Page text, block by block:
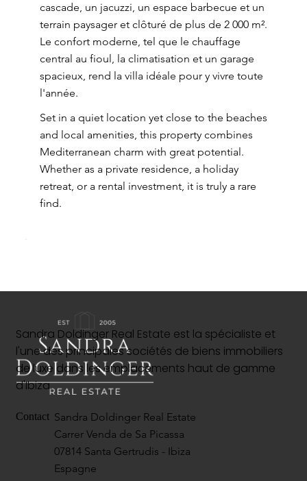
cascade, un jacuzzi, un espace barbecue et un
terrain paysager et clôturé de plus de 2 000 m².
Le confort moderne, tel que le chauffage
central au fioul, la climatisation et un garage
spacieux, rend la villa idéale pour y vivre toute
l'année.
Set in a quiet location yet close to the beaches
and local amenities, this property combines
Mediterranean charm with great potential.
Whether as a private residence, a holiday
retreat, or a rental investment, it is truly a rare
find.
Sandra Doldinger Real Estate est la spécialiste et
l'une des principales sociétés de biens immobiliers
de luxe dans les emplacements haut de gamme
d'Ibiza.
Contact Sandra Doldinger Real Estate
Carrer Venda de Sa Picassa
07814 Santa Gertrudis - Ibiza
Espagne